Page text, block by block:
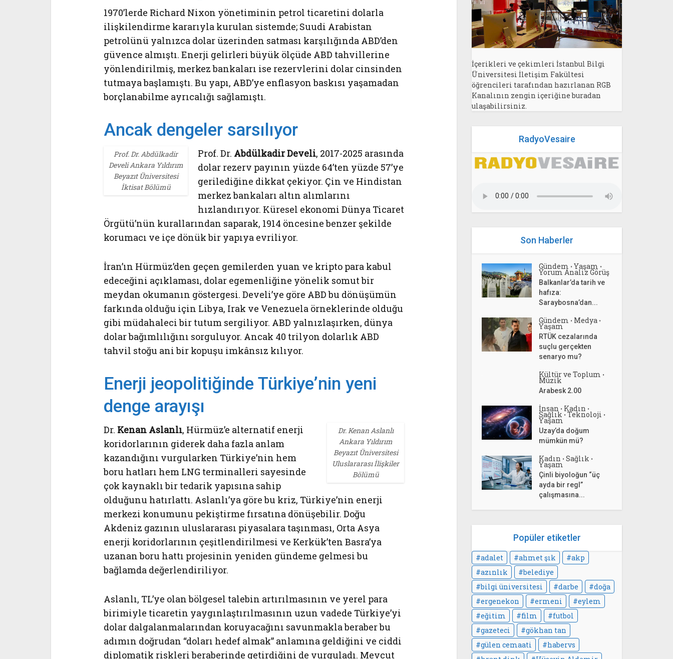
1970’lerde Richard Nixon yönetiminin petrol ticaretini dolarla
ilişkilendirme kararıyla kurulan sistemde; Suudi Arabistan
petrolünü yalnızca dolar üzerinden satması karşılığında ABD’den
güvence almıştı. Enerji gelirleri büyük ölçüde ABD tahvillerine
yönlendirilmiş, merkez bankaları ise rezervlerini dolar cinsinden
tutmaya başlamıştı. Bu yapı, ABD’ye enflasyon baskısı yaşamadan
borçlanabilme ayrıcalığı sağlamıştı.
Ancak dengeler sarsılıyor
Prof. Dr. Abdülkadir
Develi Ankara Yıldırım
Beyazıt Üniversitesi
İktisat Bölümü
Prof. Dr. Abdülkadir Develi, 2017-2025 arasında
dolar rezerv payının yüzde 64’ten yüzde 57’ye
gerilediğine dikkat çekiyor. Çin ve Hindistan
merkez bankaları altın alımlarını
hızlandırıyor. Küresel ekonomi Dünya Ticaret
Örgütü’nün kurallarından saparak, 1914 öncesine benzer şekilde
korumacı ve içe dönük bir yapıya evriliyor.
İran’ın Hürmüz’den geçen gemilerden yuan ve kripto para kabul
edeceğini açıklaması, dolar egemenliğine yönelik somut bir
meydan okumanın göstergesi. Develi’ye göre ABD bu dönüşümün
farkında olduğu için Libya, Irak ve Venezuela örneklerinde olduğu
gibi müdahaleci bir tutum sergiliyor. ABD yalnızlaşırken, dünya
dolar bağımlılığını sorguluyor. Ancak 40 trilyon dolarlık ABD
tahvil stoğu ani bir kopuşu imkânsız kılıyor.
Enerji jeopolitiğinde Türkiye’nin yeni
denge arayışı
Dr. Kenan Aslanlı
Ankara Yıldırım
Beyazıt Üniversitesi
Uluslararası İlişkiler
Bölümü
Dr. Kenan Aslanlı, Hürmüz’e alternatif enerji
koridorlarının giderek daha fazla anlam
kazandığını vurgularken Türkiye’nin hem
boru hatları hem LNG terminalleri sayesinde
çok kaynaklı bir tedarik yapısına sahip
olduğunu hatırlattı. Aslanlı’ya göre bu kriz, Türkiye’nin enerji
merkezi konumunu pekiştirme fırsatına dönüşebilir. Doğu
Akdeniz gazının uluslararası piyasalara taşınması, Orta Asya
enerji koridorlarının çeşitlendirilmesi ve Kerkük’ten Basra’ya
uzanan boru hattı projesinin yeniden gündeme gelmesi bu
bağlamda değerlendiriliyor.
Aslanlı, TL’ye olan bölgesel talebin artırılmasının ve yerel para
birimiyle ticaretin yaygınlaştırılmasının uzun vadede Türkiye’yi
dolar dalgalanmalarından koruyacağını savunmakla beraber bu
adımın doğrudan “doları hedef almak” anlamına geldiğini ve ciddi
diplomatik riskleri beraberinde getirdiğini de vurguladı. Mevcut
İçerikleri ve çekimleri İstanbul Bilgi
Üniversitesi İletişim Fakültesi
öğrencileri tarafından hazırlanan RGB
Kanalının zengin içeriğine buradan
ulaşabilirsiniz.
RadyoVesaire
Son Haberler
Gündem • Yaşam •
Yorum Analiz Görüş
Balkanlar’da tarih ve
hafıza:
Saraybosna’dan...
Gündem • Medya •
Yaşam
RTÜK cezalarında
suçlu gerçekten
senaryo mu?
Kültür ve Toplum •
Müzik
Arabesk 2.00
İnsan • Kadın •
Sağlık • Teknoloji •
Yaşam
Uzay’da doğum
mümkün mü?
Kadın • Sağlık •
Yaşam
Çinli biyoloğun “üç
ayda bir regl”
çalışmasına...
Popüler etiketler
adalet ahmet şık
akp
azınlık
belediye
bilgi üniversitesi
darbe
doğa
ergenekon
ermeni
eylem
eğitim
film
futbol
gazeteci
gökhan tan
gülen cemaati
habervs